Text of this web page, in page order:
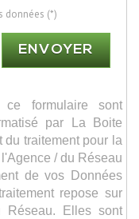
données (*)
ENVOYER
ce formulaire sont
par La Boite
du traitement pour la
/ du Réseau
de vos Données
repose sur
Réseau. Elles sont